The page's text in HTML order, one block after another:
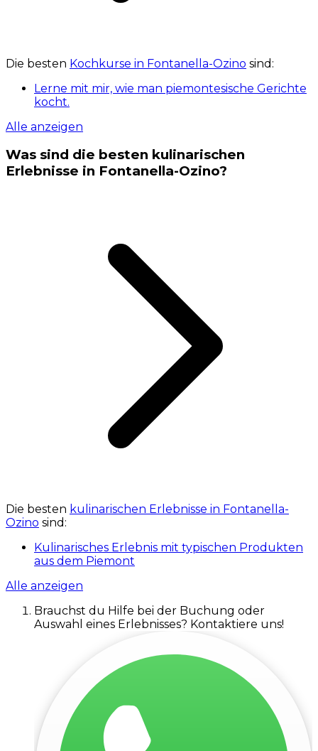
Die besten Kochkurse in Fontanella-Ozino sind:
Lerne mit mir, wie man piemontesische Gerichte
kocht.
Alle anzeigen
Was sind die besten kulinarischen
Erlebnisse in Fontanella-Ozino?
Die besten kulinarischen Erlebnisse in Fontanella-
Ozino sind:
Kulinarisches Erlebnis mit typischen Produkten
aus dem Piemont
Alle anzeigen
Brauchst du Hilfe bei der Buchung oder
Auswahl eines Erlebnisses? Kontaktiere uns!